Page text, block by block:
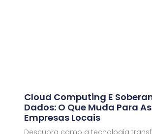
Cloud Computing E
Dados: O Que Muda Para As
Empresas Locais
Descubra como a tecnologia